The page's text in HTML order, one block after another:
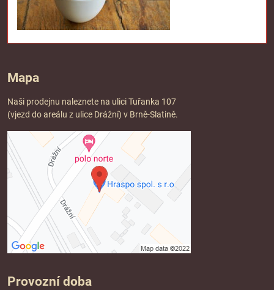
Mapa
Naši prodejnu naleznete na ulici Tuřanka 107
(vjezd do areálu z ulice Drážní) v Brně-Slatině.
Provozní doba